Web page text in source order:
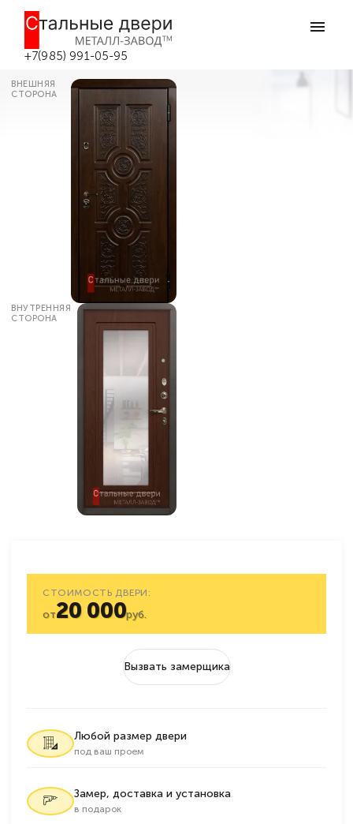
+7(985) 991-05-95
Входная дверь в квартиру №3 в
Боровске
ВНЕШНЯЯ
СТОРОНА
ВНУТРЕННЯЯ
СТОРОНА
СТОИМОСТЬ ДВЕРИ:
от20 000руб.
Вызвать замерщика
Любой размер двери
под ваш проем
Замер, доставка и установка
в подарок